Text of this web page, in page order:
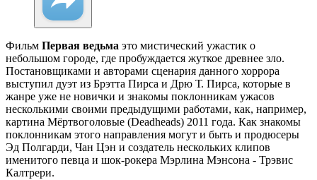
Фильм Первая ведьма это мистический ужастик о
небольшом городе, где пробуждается жуткое древнее зло.
Постановщиками и авторами сценария данного хоррора
выступил дуэт из Брэтта Пирса и Дрю Т. Пирса, которые в
жанре уже не новички и знакомы поклонникам ужасов
несколькими своими предыдущими работами, как, например,
картина Мёртвоголовые (Deadheads) 2011 года. Как знакомы
поклонникам этого направления могут и быть и продюсеры
Эд Полгарди, Чан Цэн и создатель нескольких клипов
именитого певца и шок-рокера Мэрлина Мэнсона - Трэвис
Калтрери.